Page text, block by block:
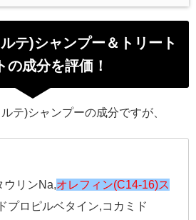
テ)シャンプー＆トリート
の成分を評価！
テ)シャンプーの成分ですが、
ウリンNa,オレフィン(C14-16)ス
プロピルベタイン,コカミド